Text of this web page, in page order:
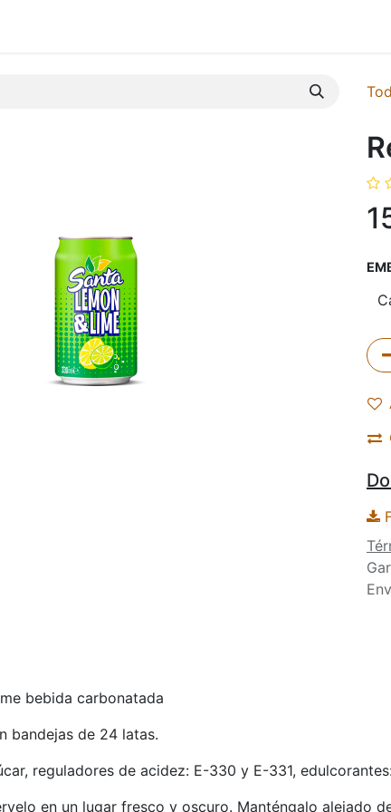
bebida carbonatada
bandejas de 24 latas.
reguladores de acidez: E-330 y E-331,
en un lugar fresco y oscuro. Manténgalo alejado